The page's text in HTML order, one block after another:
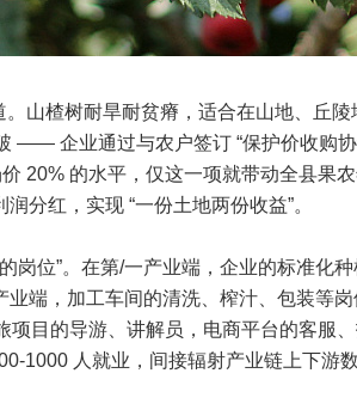
山楂树耐旱耐贫瘠，适合在山地、丘
—— 企业通过与农户签订 “保护价收购
20% 的水平，仅这一项就带动全县果
分红，实现 “一份土地两份收益”。
岗位”。在第/一产业端，企业的标准化
端，加工车间的清洗、榨汁、包装等
目的导游、讲解员，电商平台的客服
1000 人就业，间接辐射产业链上下游数